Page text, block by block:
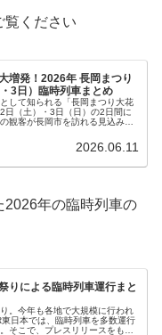
覧ください
増発！2026年 長岡まつり
3日）臨時列車まとめ
して知られる「長岡まつり大花
日（土）・3日（日）の2日間に
観客が長岡市を訪れる見込みで
2026.06.11
2026年の臨時列車の
りによる臨時列車運行まと
。今年も各地で大規模に行われ
日本では、臨時列車を多数運行
そこで、プレスリリースをもと